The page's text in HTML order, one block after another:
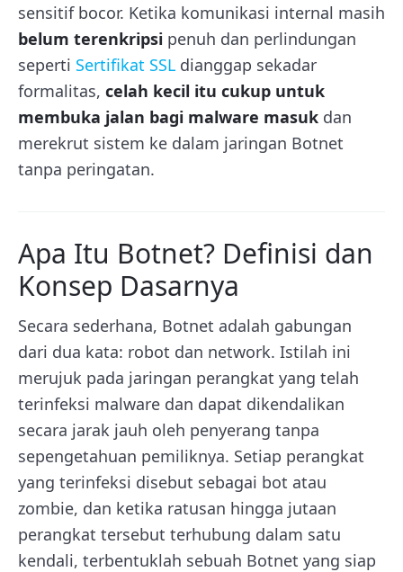
sensitif bocor. Ketika komunikasi internal masih
belum terenkripsi penuh dan perlindungan
seperti Sertifikat SSL dianggap sekadar
formalitas, celah kecil itu cukup untuk
membuka jalan bagi malware masuk dan
merekrut sistem ke dalam jaringan Botnet
tanpa peringatan.
Apa Itu Botnet? Definisi dan
Konsep Dasarnya
Secara sederhana, Botnet adalah gabungan
dari dua kata: robot dan network. Istilah ini
merujuk pada jaringan perangkat yang telah
terinfeksi malware dan dapat dikendalikan
secara jarak jauh oleh penyerang tanpa
sepengetahuan pemiliknya. Setiap perangkat
yang terinfeksi disebut sebagai bot atau
zombie, dan ketika ratusan hingga jutaan
perangkat tersebut terhubung dalam satu
kendali, terbentuklah sebuah Botnet yang siap